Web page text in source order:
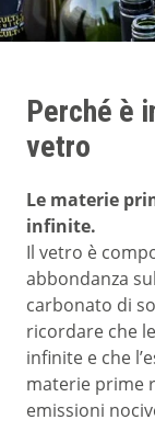
Perché è
vetro
Le materie
infinite.
Il vetro è
abbondanza
carbonato di
ricordare che
infinite e che
materie prime
emissioni